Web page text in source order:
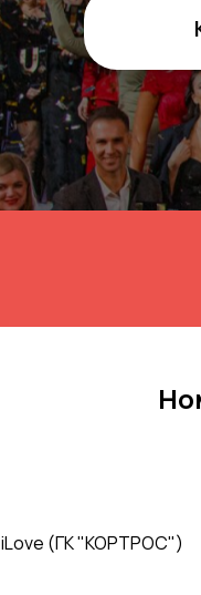
iLove (ГК "КОРТРОС")